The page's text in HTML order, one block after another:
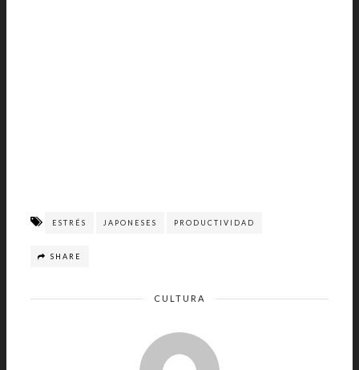
ESTRÉS JAPONESES PRODUCTIVIDAD
SHARE
CULTURA